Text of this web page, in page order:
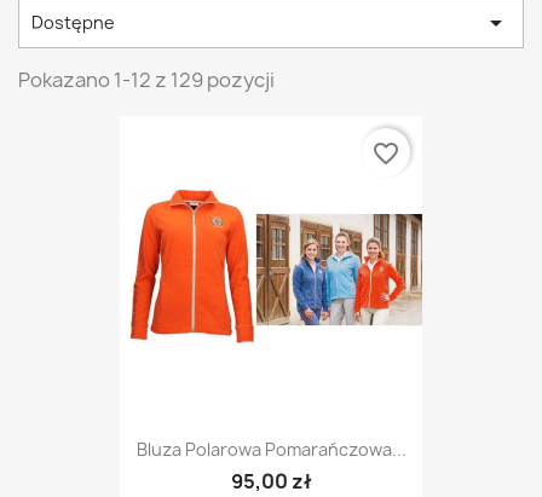
Dostępne 
Pokazano 1-12 z 129 pozycji
Bluza Polarowa Pomarańczowa...
95,00 zł
favorite_border